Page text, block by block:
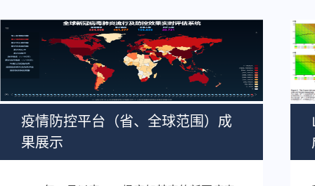
疫情防控平台（省、全球范围）成
果展示